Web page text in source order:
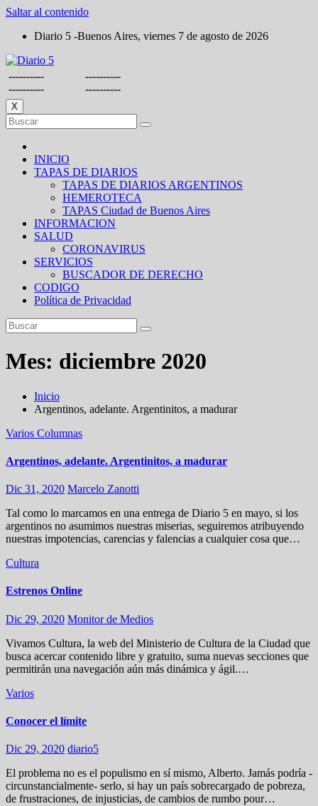
Saltar al contenido
Diario 5 -Buenos Aires, viernes 7 de agosto de 2026
----------
----------
----------
----------
X
INICIO
TAPAS DE DIARIOS
TAPAS DE DIARIOS ARGENTINOS
HEMEROTECA
TAPAS Ciudad de Buenos Aires
INFORMACION
SALUD
CORONAVIRUS
SERVICIOS
BUSCADOR DE DERECHO
CODIGO
Política de Privacidad
Mes: diciembre 2020
Inicio
Argentinos, adelante. Argentinitos, a madurar
Varios Columnas
Argentinos, adelante. Argentinitos, a madurar
Dic 31, 2020 Marcelo Zanotti
Tal como lo marcamos en una entrega de Diario 5 en mayo, si los
argentinos no asumimos nuestras miserias, seguiremos atribuyendo
nuestras impotencias, carencias y falencias a cualquier cosa que…
Cultura
Estrenos Online
Dic 29, 2020 Monitor de Medios
Vivamos Cultura, la web del Ministerio de Cultura de la Ciudad que
busca acercar contenido libre y gratuito, suma nuevas secciones que
permitirán una navegación aún más dinámica y ágil.…
Varios
Conocer el límite
Dic 29, 2020 diario5
El problema no es el populismo en sí mismo, Alberto. Jamás podría -
circunstancialmente- serlo, si hay un país sobrecargado de pobreza,
de frustraciones, de injusticias, de cambios de rumbo pour…